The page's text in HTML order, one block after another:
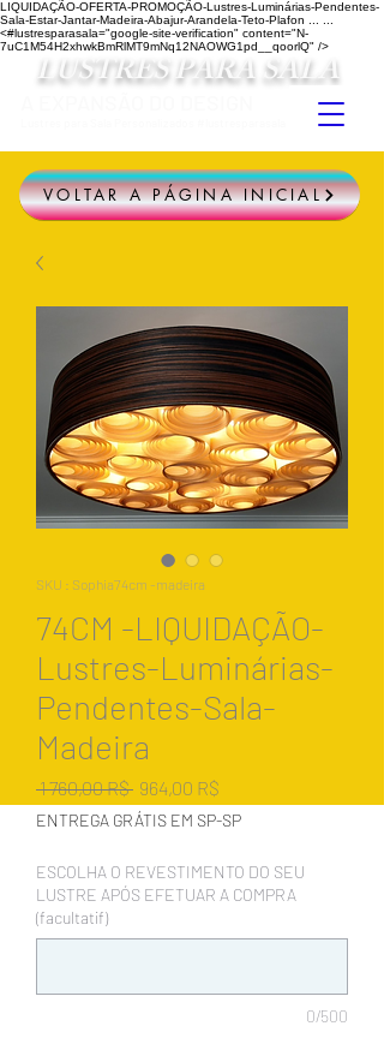
LIQUIDAÇÃO-OFERTA-PROMOÇÃO-Lustres-Luminárias-Pendentes-
Sala-Estar-Jantar-Madeira-Abajur-Arandela-Teto-Plafon ...
<#lustresparasala="google-site-verification" content="N-
7uC1M54H2xhwkBmRlMT9mNq12NAOWG1pd__qoorlQ" />
LUSTRES PARA SALA
VOLTAR A PÁGINA INICIAL
SKU : Sophia74cm -madeira
74CM -LIQUIDAÇÃO-
Lustres-Luminárias-
Pendentes-Sala-
Madeira
1 760,00 R$ Prix
original
964,00 R$
promotionnel
ENTREGA GRÁTIS EM SP-SP
ESCOLHA O REVESTIMENTO DO SEU
LUSTRE APÓS EFETUAR A COMPRA
(facultatif)
0/500